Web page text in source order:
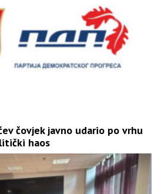
čovjek javno udario po vrhu
haos